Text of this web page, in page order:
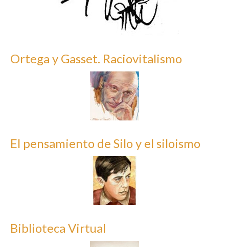
Ortega y Gasset. Raciovitalismo
El pensamiento de Silo y el siloismo
Biblioteca Virtual